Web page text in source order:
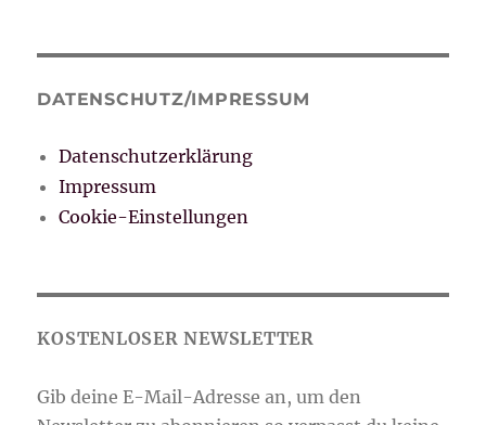
DATENSCHUTZ/IMPRESSUM
Datenschutzerklärung
Impressum
Cookie-Einstellungen